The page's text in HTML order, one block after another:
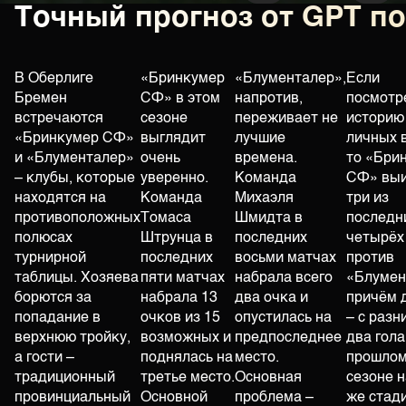
Точный прогноз от GPT
В Оберлиге
Бремен
встречаются
«Бринкумер СФ»
и «Блументалер»
– клубы, которые
находятся на
противоположных
полюсах
турнирной
таблицы. Хозяева
борются за
попадание в
верхнюю тройку,
а гости –
традиционный
провинциальный
«Бринкумер
СФ» в этом
сезоне
выглядит
очень
уверенно.
Команда
Томаса
Штрунца в
последних
пяти матчах
набрала 13
очков из 15
возможных и
поднялась на
третье место.
Основной
«Блументалер»,
напротив,
переживает не
лучшие
времена.
Команда
Михаэля
Шмидта в
последних
восьми матчах
набрала всего
два очка и
опустилась на
предпоследнее
место.
Основная
проблема –
Если
историю
личных
то
СФ»
три из
против
причём
– с
два
сезоне
же